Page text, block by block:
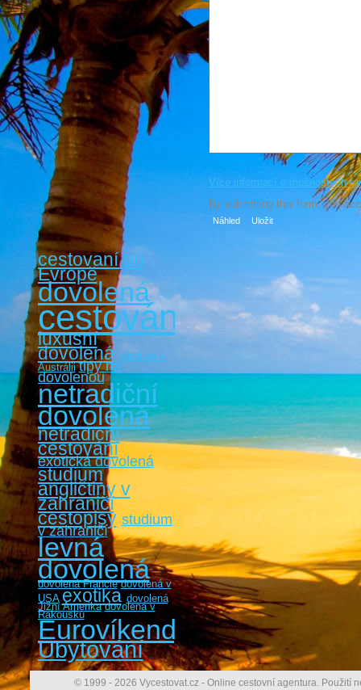
cestovaní po
Evropě
dovolená
cestování
luxusní
dovolená studium v
Austrálii tipy na
dovolenou
netradiční
dovolená
netradiční
cestování
exotická dovolená
studium
angličtiny v
zahraničí
cestopisy studium
v zahraničí
levná
dovolená
dovolená Francie dovolená v
USA exotika dovolená
Jižní Amerika dovolená v
Rakousku
Eurovíkendy
Ubytování
Více informací o možnostech
By submitting this form, you
© 1999 - 2026 Vycestovat.cz - Online cestovní agentura. Použití